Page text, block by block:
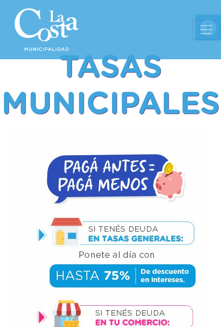
TASAS
MUNICIPALES